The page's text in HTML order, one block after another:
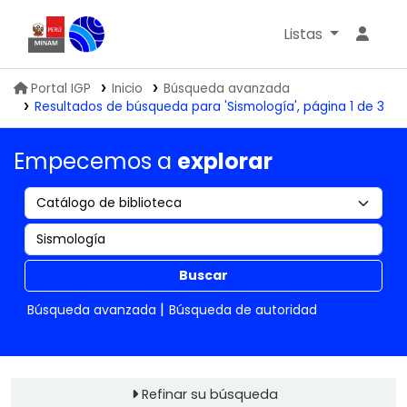
Biblioteca IGP
Listas
Portal IGP Inicio
Búsqueda avanzada
Resultados de búsqueda para 'Sismología', página 1 de 3
Empecemos a explorar
Buscar
Búsqueda avanzada
Búsqueda de autoridad
Refinar su búsqueda